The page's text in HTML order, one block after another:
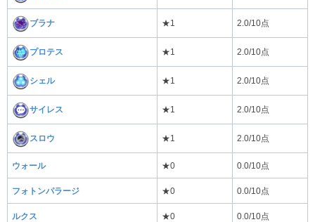
ブラナ ★1 2.0/10点
プロテス ★1 2.0/10点
シェル ★1 2.0/10点
サイレス ★1 2.0/10点
スロウ ★1 2.0/10点
ウォール ★0 0.0/10点
フォトンパラージ ★0 0.0/10点
ルクス ★0 0.0/10点